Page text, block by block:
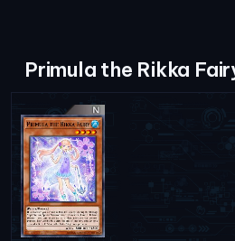
Primula the Rikka